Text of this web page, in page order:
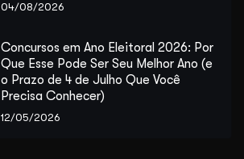
04/08/2026
Concursos em Ano Eleitoral 2026: Por
Que Esse Pode Ser Seu Melhor Ano (e
o Prazo de 4 de Julho Que Você
Precisa Conhecer)
12/05/2026